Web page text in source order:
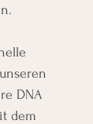
DNA
dem